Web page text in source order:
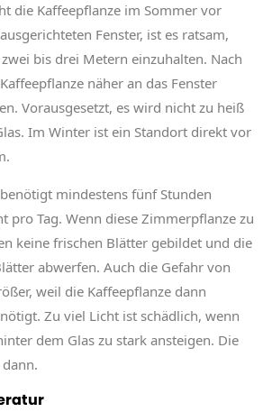
die Kaffeepflanze im Sommer vor
Fenster, ist es ratsam,
bis drei Metern einzuhalten. Nach
näher an das Fenster
Vorausgesetzt, es wird nicht zu heiß
Im Winter ist ein Standort direkt vor
mindestens fünf Stunden
pro Tag. Wenn diese Zimmerpflanze zu
keine frischen Blätter gebildet und die
abwerfen. Auch die Gefahr von
weil die Kaffeepflanze dann
Zu viel Licht ist schädlich, wenn
dem Glas zu stark ansteigen. Die